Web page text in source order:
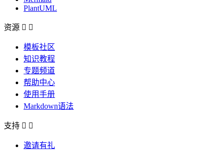
PlantUML
资源  
模板社区
知识教程
专题频道
帮助中心
使用手册
Markdown语法
支持  
邀请有礼